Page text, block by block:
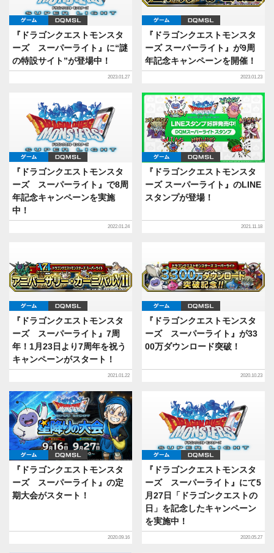
ゲーム
『ドラゴンクエストモンスタ
ーズ スーパーライト』に“謎
の特設サイト”が登場中！
2023.01.27
ゲーム
『ドラゴンクエストモンスタ
ーズ スーパーライト』が9周
年記念キャンペーンを開催！
2023.01.23
ゲーム
『ドラゴンクエストモンスタ
ーズ スーパーライト』で8周
年記念キャンペーンを実施
中！
2022.01.24
ゲーム DQMSL
『ドラゴンクエストモンスタ
ーズ スーパーライト』のLINE
スタンプが登場！
2021.11.18
ゲーム
『ドラゴンクエストモンスタ
ーズ スーパーライト』7周
年！1月23日より7周年を祝う
キャンペーンがスタート！
2021.01.22
ゲーム
『ドラゴンクエストモンスタ
ーズ スーパーライト』が33
00万ダウンロード突破！
2020.10.23
ゲーム DQMSL
『ドラゴンクエストモンスタ
ーズ スーパーライト』の定
期大会がスタート！
2020.09.16
ゲーム
『ドラゴンクエストモンスタ
ーズ スーパーライト』にて5
月27日「ドラゴンクエストの
日」を記念したキャンペーン
を実施中！
2020.05.27